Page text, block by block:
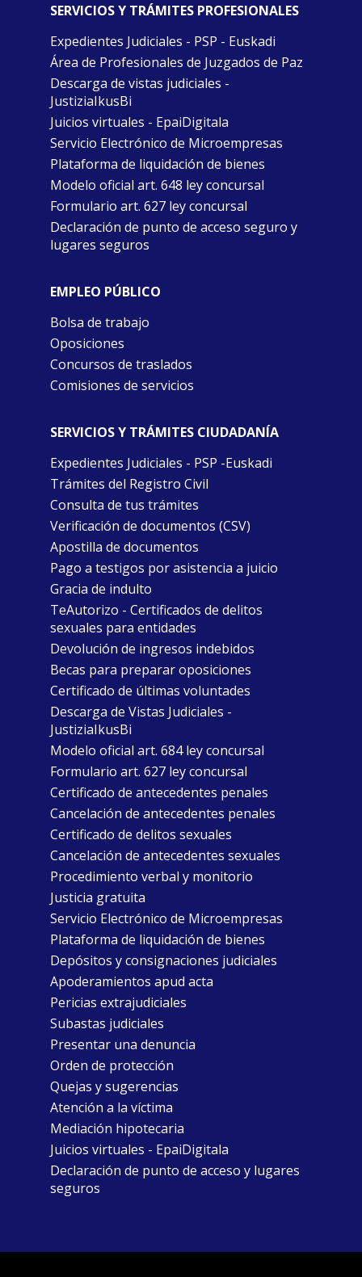
SERVICIOS Y TRÁMITES PROFESIONALES
Expedientes Judiciales - PSP - Euskadi
Área de Profesionales de Juzgados de Paz
Descarga de vistas judiciales -
JustiziaIkusBi
Juicios virtuales - EpaiDigitala
Servicio Electrónico de Microempresas
Plataforma de liquidación de bienes
Modelo oficial art. 648 ley concursal
Formulario art. 627 ley concursal
Declaración de punto de acceso seguro y
lugares seguros
EMPLEO PÚBLICO
Bolsa de trabajo
Oposiciones
Concursos de traslados
Comisiones de servicios
SERVICIOS Y TRÁMITES CIUDADANÍA
Expedientes Judiciales - PSP -Euskadi
Trámites del Registro Civil
Consulta de tus trámites
Verificación de documentos (CSV)
Apostilla de documentos
Pago a testigos por asistencia a juicio
Gracia de indulto
TeAutorizo - Certificados de delitos
sexuales para entidades
Devolución de ingresos indebidos
Becas para preparar oposiciones
Certificado de últimas voluntades
Descarga de Vistas Judiciales -
JustiziaIkusBi
Modelo oficial art. 684 ley concursal
Formulario art. 627 ley concursal
Certificado de antecedentes penales
Cancelación de antecedentes penales
Certificado de delitos sexuales
Cancelación de antecedentes sexuales
Procedimiento verbal y monitorio
Justicia gratuita
Servicio Electrónico de Microempresas
Plataforma de liquidación de bienes
Depósitos y consignaciones judiciales
Apoderamientos apud acta
Pericias extrajudiciales
Subastas judiciales
Presentar una denuncia
Orden de protección
Quejas y sugerencias
Atención a la víctima
Mediación hipotecaria
Juicios virtuales - EpaiDigitala
Declaración de punto de acceso y lugares
seguros